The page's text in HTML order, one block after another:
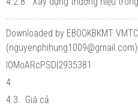
Downloaded by EBOOKBKMT VMTC
(nguyenphihung1009@gmail.com)
lOMoARcPSD|2935381
4
4.3. Giá cả